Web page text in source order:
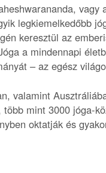
vagy
legkiemelkedőbb
keresztül az
a mindennapi
– az egész
valamint
mint 3000 jóga-
oktatják és